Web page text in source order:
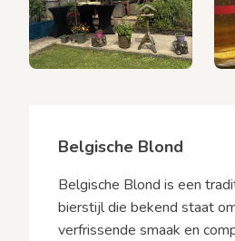
Belgische Blond
Belgische Blond is een
bierstijl die bekend staat
verfrissende smaak en